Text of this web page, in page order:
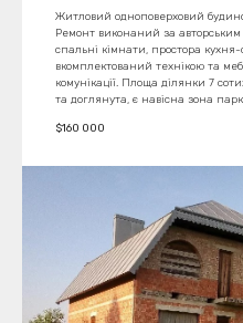
Житловий одноповерховий
Ремонт виконаний за
спальні кімнати, простора
вкомплектований технікою та
комунікації. Площа ділянки 7
та доглянута, є навісна зона
$160 000